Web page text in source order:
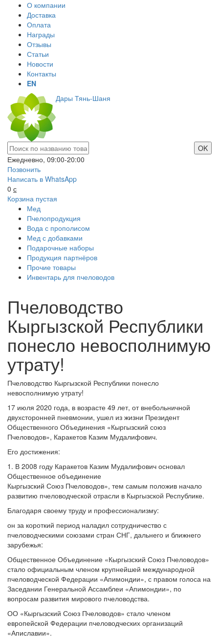
О компании
Доставка
Оплата
Награды
Отзывы
Статьи
Новости
Контакты
EN
Дары Тянь-Шаня
Ежедневно, 09:00-20:00
Позвонить
Написать в WhatsApp
0 с
Корзина пустая
Мед
Пчелопродукция
Вода с прополисом
Мед с добавками
Подарочные наборы
Продукция партнёров
Прочие товары
Инвентарь для пчеловодов
Пчеловодство
Кыргызской Республики
понесло невосполнимую
утрату!
Пчеловодство Кыргызской Республики понесло
невосполнимую утрату!
17 июля 2020 года, в возрасте 49 лет, от внебольничной
двухсторонней пневмонии, ушел из жизни Президент
Общественного Объединения «Кыргызский союз
Пчеловодов», Каракетов Казим Мудалифович.
Его достижения:
1. В 2008 году Каракетов Казим Мудалифович основал
Общественное объединение
Кыргызский Союз Пчеловодов», тем самым положив начало
развитию пчеловодческой отрасли в Кыргызской Республике.
Благодаря своему труду и профессионализму:
он за короткий период наладил сотрудничество с
пчеловодческими союзами стран СНГ, дальнего и ближнего
зарубежья:
Общественное Объединение «Кыргызский Союз Пчеловодов»
стало официальным членом крупнейшей международной
пчеловодческой Федерации «Апимондии», с правом голоса на
Заседании Генеральной Ассамблеи «Апимондии», по
вопросам развития мирового пчеловодства.
ОО «Кыргызский Союз Пчеловодов» стало членом
европейской Федерации пчеловодческих организаций
«Апиславии».